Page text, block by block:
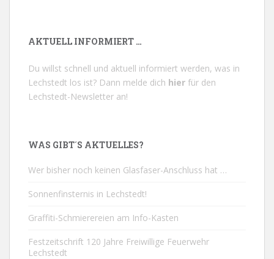
AKTUELL INFORMIERT …
Du willst schnell und aktuell informiert werden, was in
Lechstedt los ist? Dann melde dich hier für den
Lechstedt-Newsletter an!
WAS GIBT´S AKTUELLES?
Wer bisher noch keinen Glasfaser-Anschluss hat …
Sonnenfinsternis in Lechstedt!
Graffiti-Schmierereien am Info-Kasten
Festzeitschrift 120 Jahre Freiwillige Feuerwehr
Lechstedt